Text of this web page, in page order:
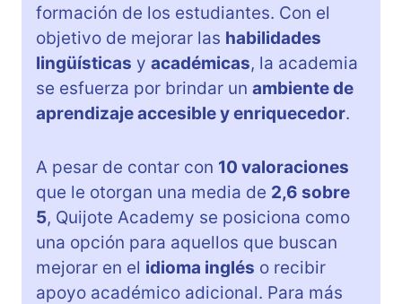
formación de los estudiantes. Con el
objetivo de mejorar las habilidades
lingüísticas y académicas, la academia
se esfuerza por brindar un ambiente de
aprendizaje accesible y enriquecedor.
A pesar de contar con 10 valoraciones
que le otorgan una media de 2,6 sobre
5, Quijote Academy se posiciona como
una opción para aquellos que buscan
mejorar en el idioma inglés o recibir
apoyo académico adicional. Para más